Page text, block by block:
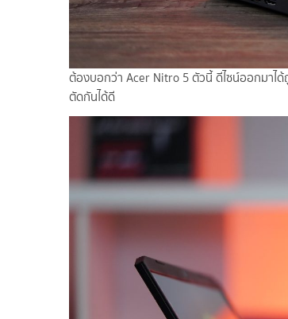
ต้องบอกว่า Acer Nitro 5 ตัวนี้ ดีไซน์ออกมาไ
ตัดกันได้ดี